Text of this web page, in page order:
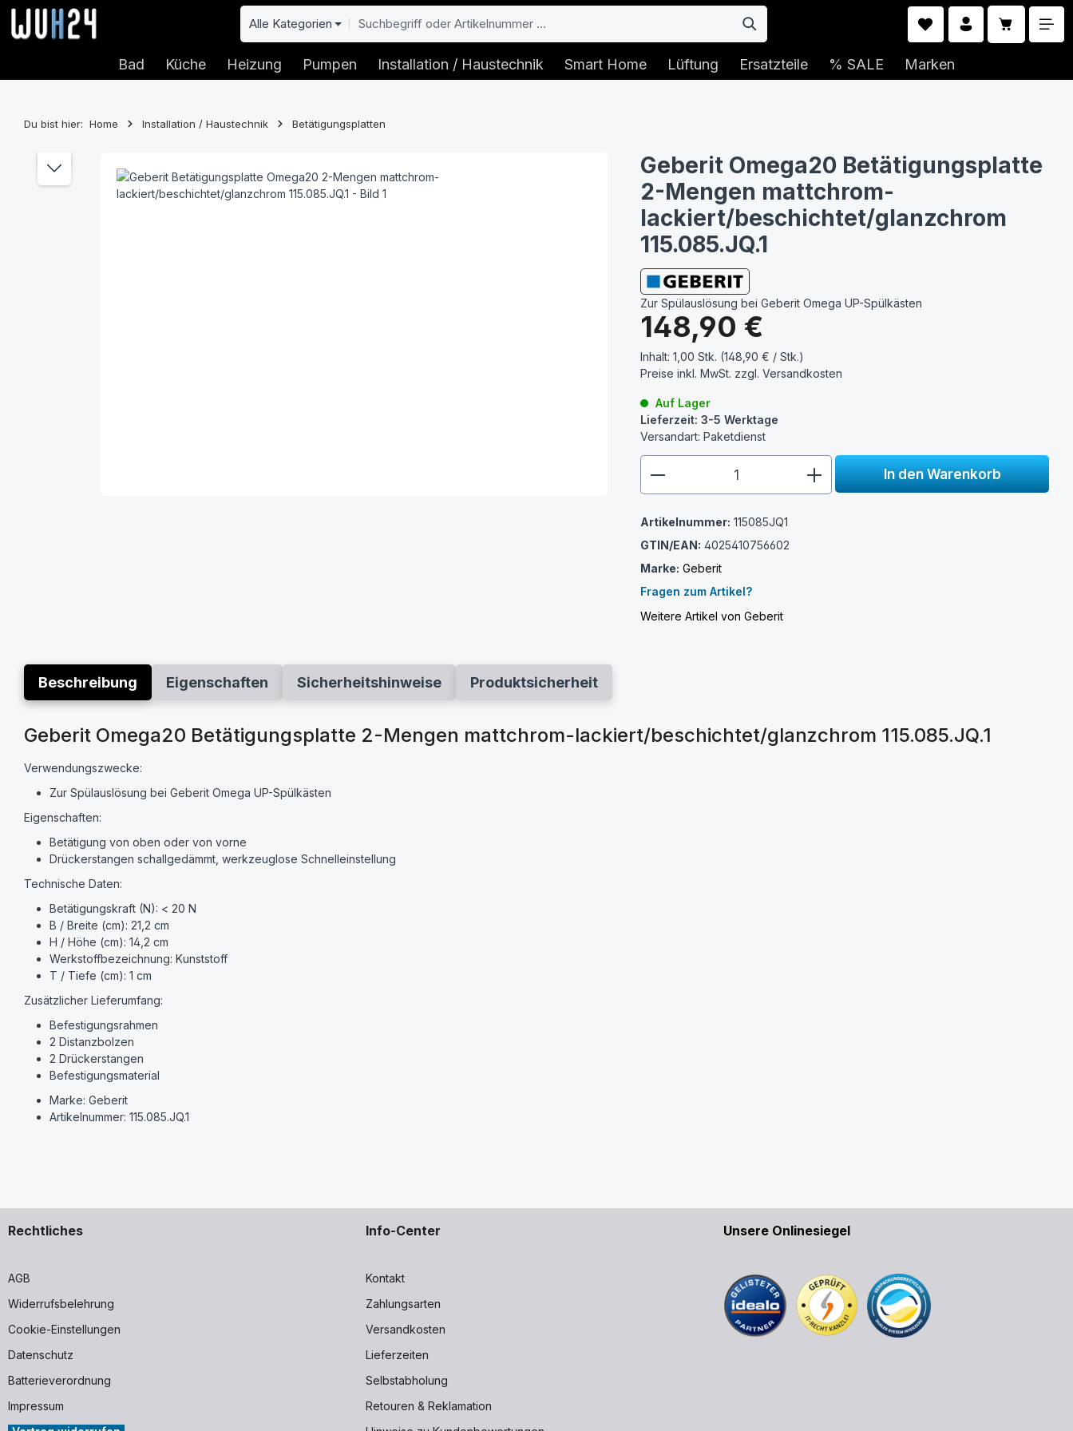
Hauptinhalt springen
Zur Suche springen
Zur Hauptnavigation springen Alle Kategorien
Bad Küche Heizung Pumpen Installation / Haustechnik Smart Home Lüftung Ersatzteile % SALE Marken
Du bist hier: Home Installation / Haustechnik Betätigungsplatten
Geberit Omega20 Betätigungsplatte
2-Mengen mattchrom-
lackiert/beschichtet/glanzchrom
115.085.JQ.1
Zur Spülauslösung bei Geberit Omega UP-Spülkästen
Regulärer Preis:
148,90 €
Inhalt:1,00 Stk. (148,90 € / Stk.)
Preise inkl. MwSt. zzgl.Versandkosten
Auf Lager
Lieferzeit: 3-5 Werktage
Versandart: Paketdienst
In den Warenkorb
Artikelnummer: 115085JQ1
GTIN/EAN: 4025410756602
Marke: Geberit
Fragen zum Artikel?
Weitere Artikel von Geberit
Beschreibung Eigenschaften Sicherheitshinweise Produktsicherheit
Geberit Omega20 Betätigungsplatte 2-Mengen mattchrom-lackiert/beschichtet/glanzchrom 115.085.JQ.1
Verwendungszwecke:
Zur Spülauslösung bei Geberit Omega UP-Spülkästen
Eigenschaften:
Betätigung von oben oder von vorne
Drückerstangen schallgedämmt, werkzeuglose Schnelleinstellung
Technische Daten:
Betätigungskraft (N): < 20 N
B / Breite (cm): 21,2 cm
H / Höhe (cm): 14,2 cm
Werkstoffbezeichnung: Kunststoff
T / Tiefe (cm): 1 cm
Zusätzlicher Lieferumfang:
Befestigungsrahmen
2 Distanzbolzen
2 Drückerstangen
Befestigungsmaterial
Marke: Geberit
Artikelnummer: 115.085.JQ.1
Rechtliches
AGB
Widerrufsbelehrung
Cookie-Einstellungen
Datenschutz
Batterieverordnung
Impressum
Info-Center
Kontakt
Zahlungsarten
Versandkosten
Lieferzeiten
Selbstabholung
Retouren & Reklamation
Unsere Onlinesiegel